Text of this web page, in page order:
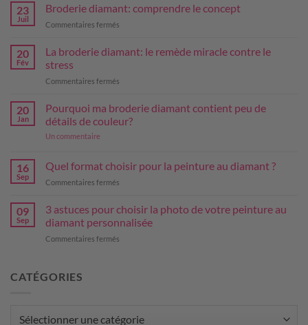
23
Juil
Broderie diamant: comprendre le concept
Commentaires fermés
diamant:
comprendre
20
Fév
La broderie diamant: le remède miracle contre le
stress
Commentaires fermés
broderie
diamant:
le
contre
20
Jan
Pourquoi ma broderie diamant contient peu de
détails de couleur?
Un commentaire
broderie
diamant
contient
détails
de
couleur?
16
Sep
Quel format choisir pour la peinture au diamant ?
Commentaires fermés
format
choisir
pour
09
Sep
3 astuces pour choisir la photo de votre peinture au
diamant personnalisée
Commentaires fermés
de
CATÉGORIES